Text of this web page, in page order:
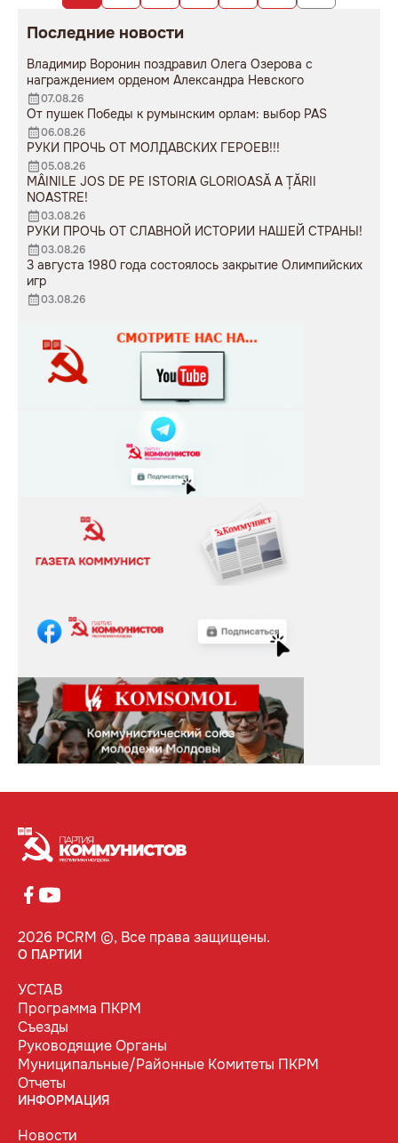
Последние новости
Владимир Воронин поздравил Олега Озерова с
награждением орденом Александра Невского
07.08.26
От пушек Победы к румынским орлам: выбор PAS
06.08.26
РУКИ ПРОЧЬ ОТ МОЛДАВСКИХ ГЕРОЕВ!!!
05.08.26
MÂINILE JOS DE PE ISTORIA GLORIOASĂ A ȚĂRII
NOASTRE!
03.08.26
РУКИ ПРОЧЬ ОТ СЛАВНОЙ ИСТОРИИ НАШЕЙ СТРАНЫ!
03.08.26
3 августа 1980 года состоялось закрытие Олимпийских
игр
03.08.26
2026 PCRM ©, Все права защищены.
О ПАРТИИ
УСТАВ
Программа ПКРМ
Съезды
Руководящие Органы
Муниципальные/Районные Комитеты ПКРМ
Отчеты
ИНФОРМАЦИЯ
Новости